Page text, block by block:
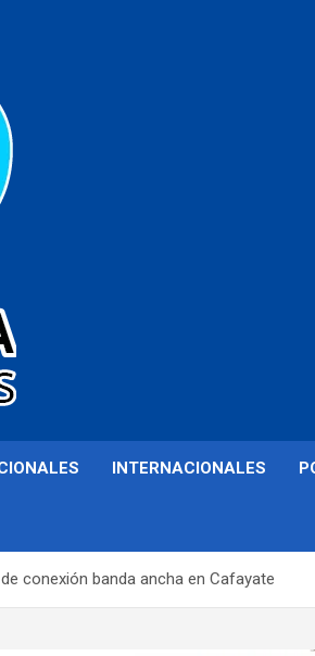
INTERNACIONALES
conexión banda ancha en Cafayate